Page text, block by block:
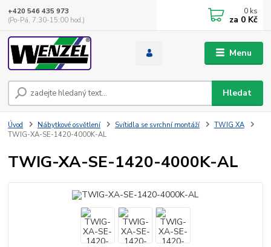
Menu
Hledat
+420 546 435 973
(Po-Pá, 7:30-15:00 hod.)
0 ks
za 0 Kč
Úvod Nábytkové osvětlení Svítidla se svrchní montáží
TWIG XA
TWIG-XA-SE-1420-4000K-AL
TWIG-XA-SE-1420-4000K-AL